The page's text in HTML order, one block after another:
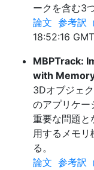
ークを含む3
論文 参考訳
18:52:16
MBPTrack:
with
3Dオブジェ
のアプリケー
重要な問題と
用するメモ
る。
論文 参考訳